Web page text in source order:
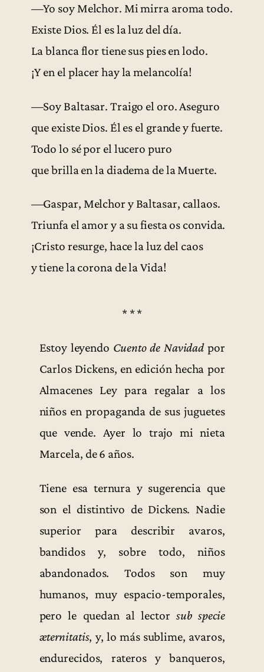
—Yo soy Melchor. Mi mirra aroma todo.
Existe Dios. Él es la luz del día.
La blanca flor tiene sus pies en lodo.
¡Y en el placer hay la melancolía!
—Soy Baltasar. Traigo el oro. Aseguro
que existe Dios. Él es el grande y fuerte.
Todo lo sé por el lucero puro
que brilla en la diadema de la Muerte.
—Gaspar, Melchor y Baltasar, callaos.
Triunfa el amor y a su fiesta os convida.
¡Cristo resurge, hace la luz del caos
y tiene la corona de la Vida!
* * *
Estoy leyendo Cuento de Navidadpor
Carlos Dickens, en edición hecha por
Almacenes Ley para regalar a los
niños en propaganda de sus juguetes
que vende. Ayer lo trajo mi nieta
Marcela, de 6 años.
Tiene esa ternura y sugerencia que
son el distintivo de Dickens. Nadie
superior para describir avaros,
bandidos y, sobre todo, niños
abandonados. Todos son muy
humanos, muy espacio-temporales,
pero le quedan al lectorsub specie
æternitatis, y, lo más sublime, avaros,
endurecidos, rateros y banqueros,